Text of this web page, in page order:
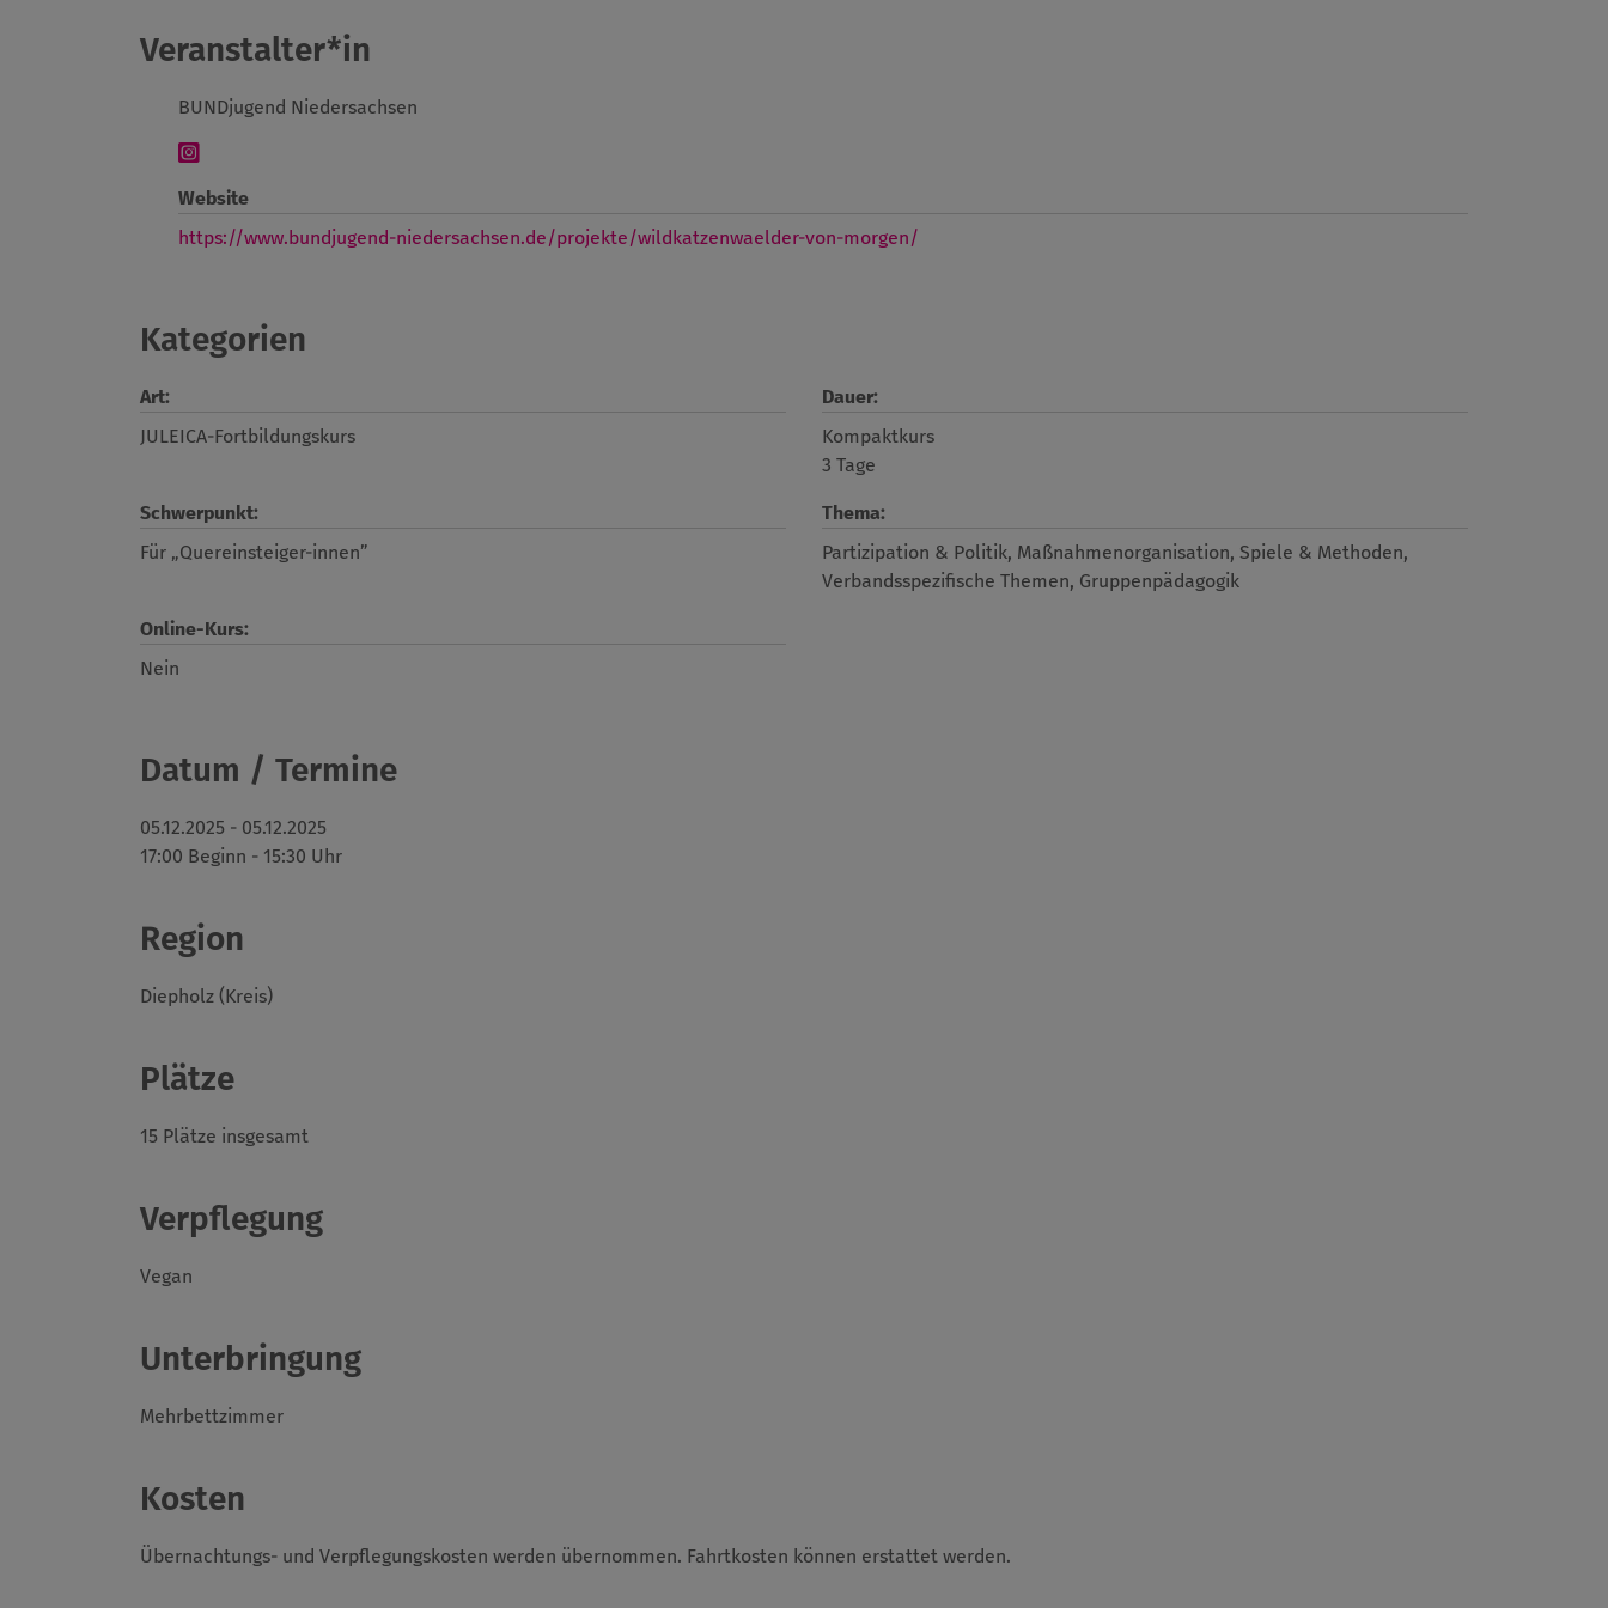
Veranstalter*in
BUNDjugend Niedersachsen
Website
https://www.bundjugend-niedersachsen.de/projekte/wildkatzenwaelder-von-morgen/
Kategorien
Art:
JULEICA-Fortbildungskurs
Dauer:
Kompaktkurs
3 Tage
Schwerpunkt:
Für „Quereinsteiger-innen”
Thema:
Partizipation & Politik, Maßnahmenorganisation, Spiele & Methoden,
Verbandsspezifische Themen, Gruppenpädagogik
Online-Kurs:
Nein
Datum / Termine
05.12.2025 - 05.12.2025
17:00 Beginn - 15:30 Uhr
Region
Diepholz (Kreis)
Plätze
15 Plätze insgesamt
Verpflegung
Vegan
Unterbringung
Mehrbettzimmer
Kosten
Übernachtungs- und Verpflegungskosten werden übernommen. Fahrtkosten können erstattet werden.